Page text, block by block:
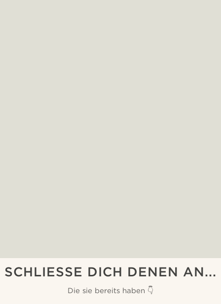
SCHLIESSE DICH DENEN AN...
Die sie bereits haben 👇